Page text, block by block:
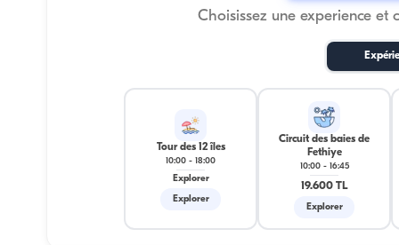
Choisissez une experience
Tour des 12 îles
10:00 - 18:00
Explorer
Explorer
Circuit des baies de
Fethiye
10:00- 16:45
19.600 TL
Explorer